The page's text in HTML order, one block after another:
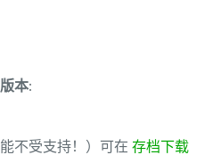
本:
不受支持！）可在 存档下载